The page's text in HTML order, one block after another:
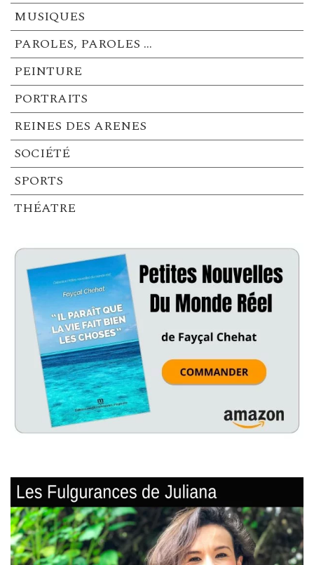
MUSIQUES
PAROLES, PAROLES …
PEINTURE
PORTRAITS
REINES DES ARENES
SOCIÉTÉ
SPORTS
THÉATRE